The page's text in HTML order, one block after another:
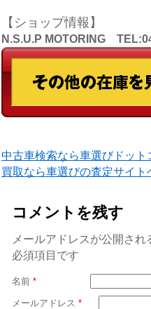
【ショップ情報】
N.S.U.P MOTORING
中古車検索なら車選びドット
買取なら車選びの査定サイト
コメントを残す
メールアドレスが公開さ
必須項目です
名前 *
メールアドレス *